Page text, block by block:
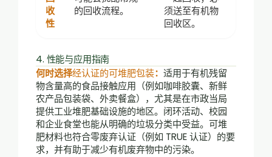
收
性
的回收流程。
须送至有机物
回收区。
4. 性能与应用指南
何时选择经认证的可堆肥包装：适用于有机残留
物含量高的食品接触应用（例如咖啡胶囊、新鲜
农产品包装袋、外卖餐盒），尤其是在市政当局
提供工业堆肥基础设施的地区。闭环活动、校园
和企业食堂也能从明确的垃圾分类中受益。可堆
肥材料也符合零废弃认证（例如 TRUE 认证）的要
求，并有助于减少有机废弃物中的污染。